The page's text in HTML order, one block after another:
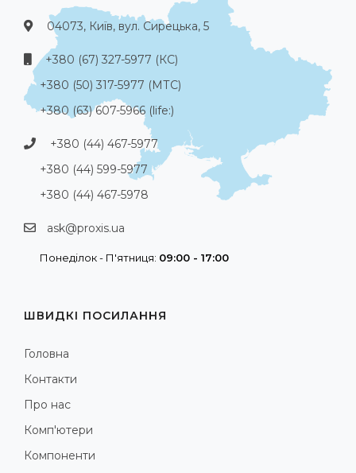
04073, Київ, вул. Сирецька, 5
+380 (67) 327-5977 (КС)
+380 (50) 317-5977 (МТС)
+380 (63) 607-5966 (life:)
+380 (44) 467-5977
+380 (44) 599-5977
+380 (44) 467-5978
ask@proxis.ua
Понеділок - П'ятниця: 09:00 - 17:00
ШВИДКІ ПОСИЛАННЯ
Головна
Контакти
Про нас
Комп'ютери
Компоненти